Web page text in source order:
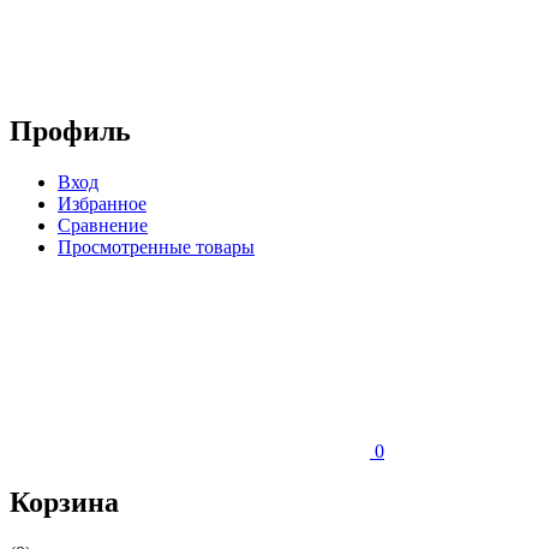
Профиль
Вход
Избранное
Сравнение
Просмотренные товары
0
Корзина